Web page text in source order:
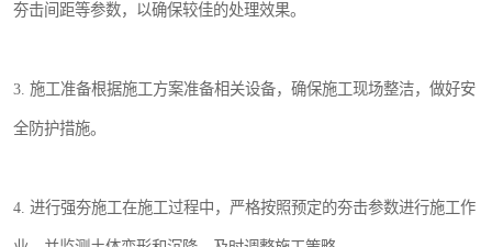
夯击间距等参数，以确保较佳的处理效果。
3. 施工准备根据施工方案准备相关设备，确保施工现场整洁，做好安
全防护措施。
4. 进行强夯施工在施工过程中，严格按照预定的夯击参数进行施工作